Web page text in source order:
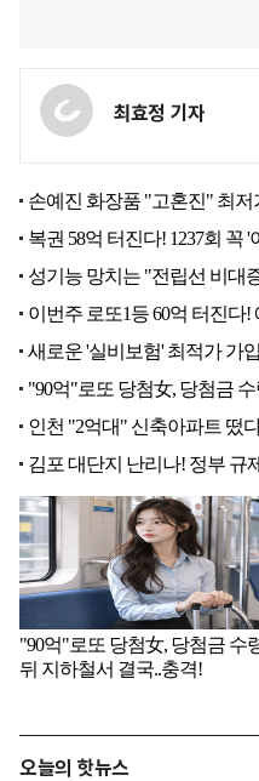
최효정 기자
오늘의 핫뉴스